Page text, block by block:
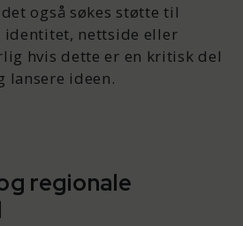
også søkes støtte til
identitet, nettside eller
hvis dette er en kritisk del
lansere ideen.
regionale